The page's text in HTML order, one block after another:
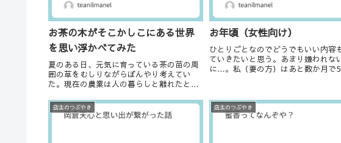
お茶の木がそこかしこにある世界
を思い浮かべてみた
夏のある日、元気に育っている茶の苗の周
囲の草をむしりながらぼんやり考えてい
た。現在の農業は人の暮らしと離れたとこ
市部の人口は急激に増え、今まで住宅地の
周囲にある農地にも住宅が建ち町（街）が
お年頃（女性向け）
ひとりごとなのでどうでもいい内容
ていきたいと思う。あまり嫌われな
に…。私（妻の方）はあと数か月で
んどい。ここ数年は秋を迎える時に
どい胃痛に...
店主のつぶやき 店主のつぶやき